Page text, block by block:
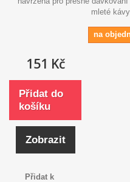
mleté
na
151 Kč
Přidat do
košíku
Zobrazit
Přidat k